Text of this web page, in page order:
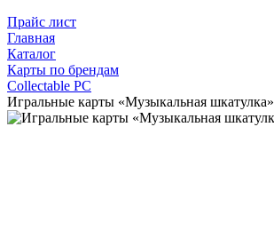
Прайс лист
Главная
Каталог
Карты по брендам
Collectable PC
Игральные карты «Музыкальная